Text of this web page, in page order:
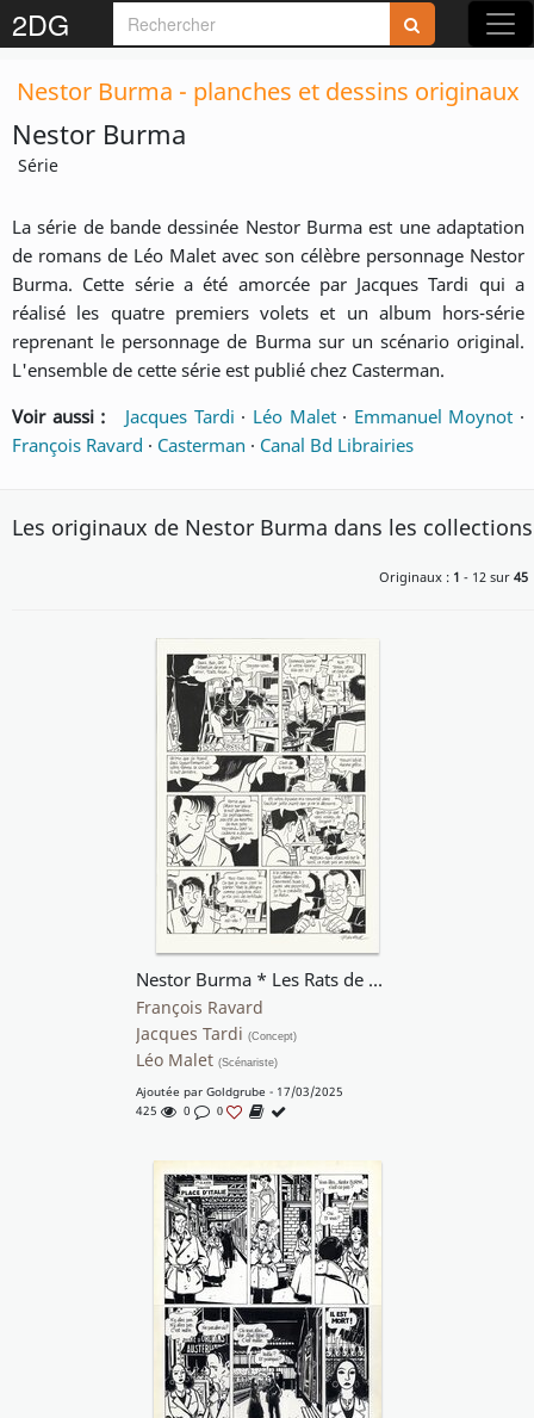
2DG
Nestor Burma - planches et dessins originaux
Nestor Burma
Série
La série de bande dessinée Nestor Burma est une adaptation
de romans de Léo Malet avec son célèbre personnage Nestor
Burma. Cette série a été amorcée par Jacques Tardi qui a
réalisé les quatre premiers volets et un album hors-série
reprenant le personnage de Burma sur un scénario original.
L'ensemble de cette série est publié chez Casterman.
Voir aussi :
Jacques Tardi · Léo Malet· Emmanuel Moynot ·
François Ravard · Casterman · Canal Bd Librairies
Les originaux de Nestor Burma dans les collections
Originaux : 1 - 12 sur 45
Nestor Burma * Les Rats de Montsouris * Ravard Moynot Malet Tardi pg27
François Ravard
Jacques Tardi (Concept)
Léo Malet (Scénariste)
Ajoutée par Goldgrube - 17/03/2025
425
0 0